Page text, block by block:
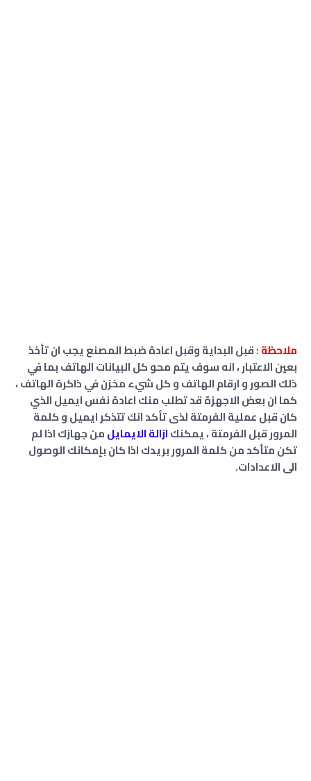
ملاحظة :قبل البداية وقبل اعادة ضبط المصنع يجب ان تأخذ
بعين الاعتبار ، انه سوف يتم محو كل البيانات الهاتف بما في
ذلك الصور و ارقام الهاتف و كل شيء مخزن في ذاكرة الهاتف ،
كما ان بعض الاجهزة قد تطلب منك اعادة نفس ايميل الذي
كان قبل عملية الفرمتة لذى تأكد انك تتذكر ايميل و كلمة
المرور قبل الفرمتة ، يمكنكازالة الايمايلمن جهازك اذا لم
تكن متأكد من كلمة المرور بريدك اذا كان بإمكانك الوصول
الى الاعدادات.